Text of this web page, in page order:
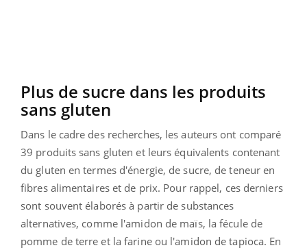
Plus de sucre dans les produits
sans gluten
Dans le cadre des recherches, les auteurs ont comparé
39 produits sans gluten et leurs équivalents contenant
du gluten en termes d'énergie, de sucre, de teneur en
fibres alimentaires et de prix. Pour rappel, ces derniers
sont souvent élaborés à partir de substances
alternatives, comme l'amidon de maïs, la fécule de
pomme de terre et la farine ou l'amidon de tapioca. En